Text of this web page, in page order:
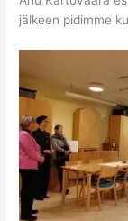
jälkeen pidimme